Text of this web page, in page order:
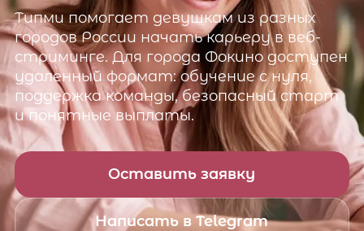
Типмипомогает девушкам из разных
городов России начать карьеру в веб-
стриминге. Для города Фокинодоступен
удаленный формат: обучение с нуля,
поддержка команды, безопасный старт
и понятные выплаты.
Оставить заявку
Написать в Telegram